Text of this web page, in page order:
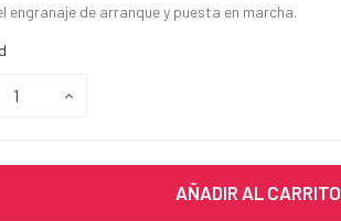
engranaje de arranque y puesta en marcha.
AÑADIR AL CARRITO